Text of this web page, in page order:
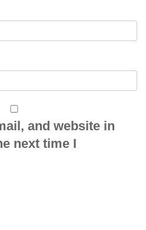
and website in
next time I